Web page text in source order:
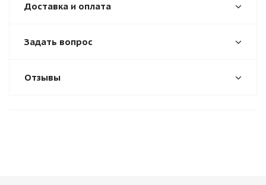
Доставка и оплата
Задать вопрос
Отзывы